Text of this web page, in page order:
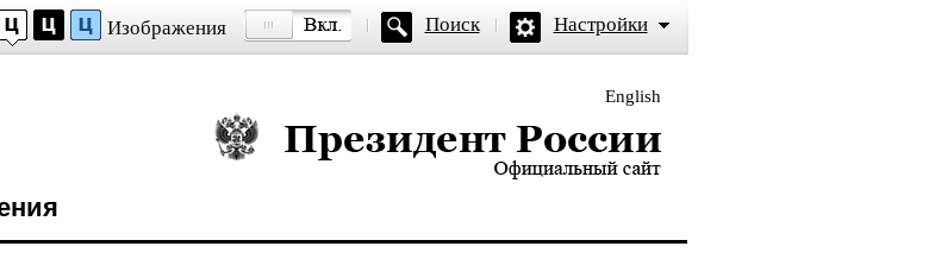
Изображения Поиск Настройки
English
Президент России — официальный сайт